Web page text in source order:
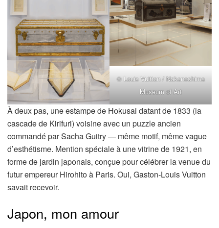
© Louis Vuitton / Nakanoshima
Museum of Art
À deux pas, une estampe de Hokusai datant de 1833 (la
cascade de Kirifuri) voisine avec un puzzle ancien
commandé par Sacha Guitry — même motif, même vague
d’esthétisme. Mention spéciale à une vitrine de 1921, en
forme de jardin japonais, conçue pour célébrer la venue du
futur empereur Hirohito à Paris. Oui, Gaston-Louis Vuitton
savait recevoir.
Japon, mon amour